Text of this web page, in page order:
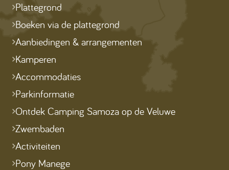
Plattegrond
Boeken via de plattegrond
Aanbiedingen & arrangementen
Kamperen
Accommodaties
Parkinformatie
Ontdek Camping Samoza op de Veluwe
Zwembaden
Activiteiten
Pony Manege